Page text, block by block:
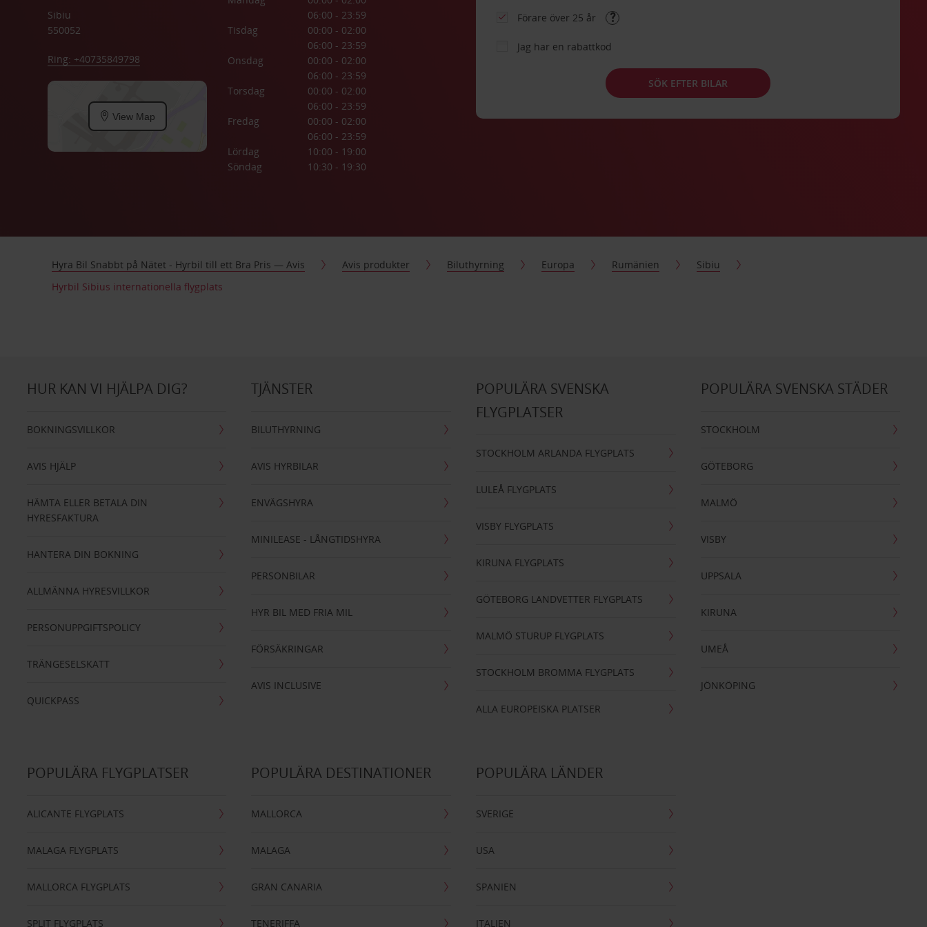
Sibiu
550052
Ring: +40735849798
View Map
06:00 - 23:59
Tisdag
00:00 - 02:00
06:00 - 23:59
Onsdag
00:00 - 02:00
06:00 - 23:59
Torsdag
00:00 - 02:00
06:00 - 23:59
Fredag
00:00 - 02:00
06:00 - 23:59
Lördag
10:00 - 19:00
Söndag
10:30 - 19:30
Förare över 25 år
Jag har en rabattkod
SÖK EFTER BILAR
Hyra Bil Snabbt på Nätet - Hyrbil till ett Bra Pris — Avis Avis produkter Biluthyrning Europa Rumänien
Sibiu
Hyrbil Sibius internationella flygplats
HUR KAN VI HJÄLPA DIG?
BOKNINGSVILLKOR
AVIS HJÄLP
HÄMTA ELLER BETALA DIN
HYRESFAKTURA
HANTERA DIN BOKNING
ALLMÄNNA HYRESVILLKOR
PERSONUPPGIFTSPOLICY
TRÄNGESELSKATT
QUICKPASS
TJÄNSTER
BILUTHYRNING
AVIS HYRBILAR
ENVÄGSHYRA
MINILEASE - LÅNGTIDSHYRA
PERSONBILAR
HYR BIL MED FRIA MIL
FÖRSÄKRINGAR
AVIS INCLUSIVE
POPULÄRA SVENSKA
FLYGPLATSER
STOCKHOLM ARLANDA FLYGPLATS
LULEÅ FLYGPLATS
VISBY FLYGPLATS
KIRUNA FLYGPLATS
GÖTEBORG LANDVETTER FLYGPLATS
MALMÖ STURUP FLYGPLATS
STOCKHOLM BROMMA FLYGPLATS
ALLA EUROPEISKA PLATSER
POPULÄRA SVENSKA STÄDER
STOCKHOLM
GÖTEBORG
MALMÖ
VISBY
UPPSALA
KIRUNA
UMEÅ
JÖNKÖPING
POPULÄRA FLYGPLATSER
ALICANTE FLYGPLATS
MALAGA FLYGPLATS
MALLORCA FLYGPLATS
SPLIT FLYGPLATS
POPULÄRA DESTINATIONER
MALLORCA
MALAGA
GRAN CANARIA
TENERIFFA
POPULÄRA LÄNDER
SVERIGE
USA
SPANIEN
ITALIEN